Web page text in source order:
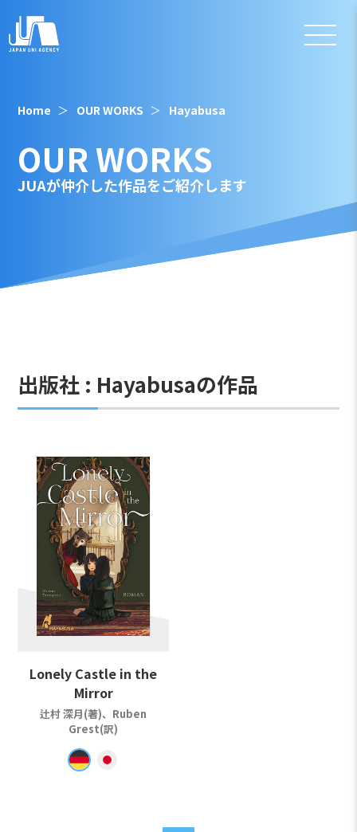
Home OUR WORKS Hayabusa
OUR WORKS
JUAが仲介した作品をご紹介します
出版社 : Hayabusaの作品
Lonely Castle in the
Mirror
辻村 深月(著)、Ruben
Grest(訳)